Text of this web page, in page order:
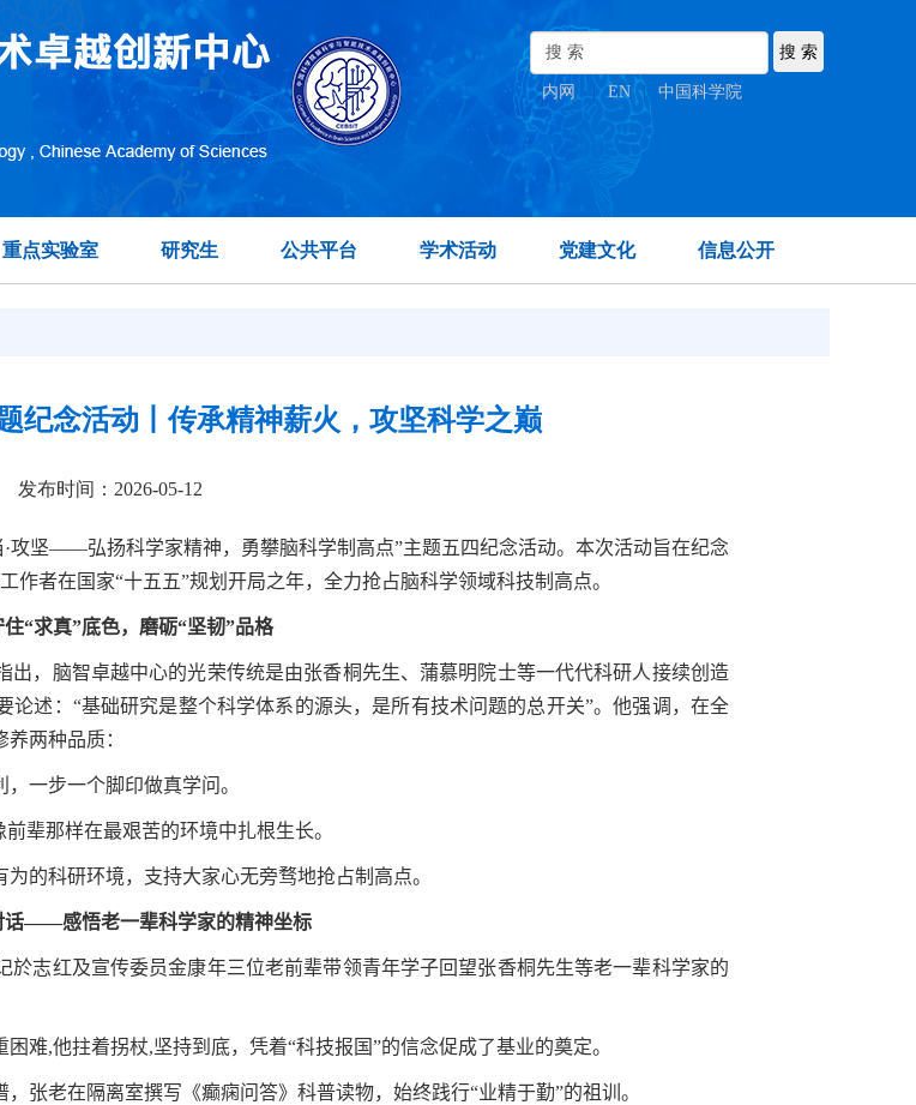
内网 EN | 中国科学院
重点实验室 研究生 公共平台 学术活动 党建文化 信息公开
纪念活动丨传承精神薪火，攻坚科学之巅
发布时间：2026-05-12
·攻坚——弘扬科学家精神，勇攀脑科学制高点”主题五四纪念活动。本次活动旨在纪念
作者在国家“十五五”规划开局之年，全力抢占脑科学领域科技制高点。
住“求真”底色，磨砺“坚韧”品格
，脑智卓越中心的光荣传统是由张香桐先生、蒲慕明院士等一代代科研人接续创造
述：“基础研究是整个科学体系的源头，是所有技术问题的总开关”。他强调，在全
两种品质：
一步一个脚印做真学问。
辈那样在最艰苦的环境中扎根生长。
的科研环境，支持大家心无旁骛地抢占制高点。
话——感悟老一辈科学家的精神坐标
志红及宣传委员金康年三位老前辈带领青年学子回望张香桐先生等老一辈科学家的
困难,他拄着拐杖,坚持到底，凭着“科技报国”的信念促成了基业的奠定。
张老在隔离室撰写《癫痫问答》科普读物，始终践行“业精于勤”的祖训。